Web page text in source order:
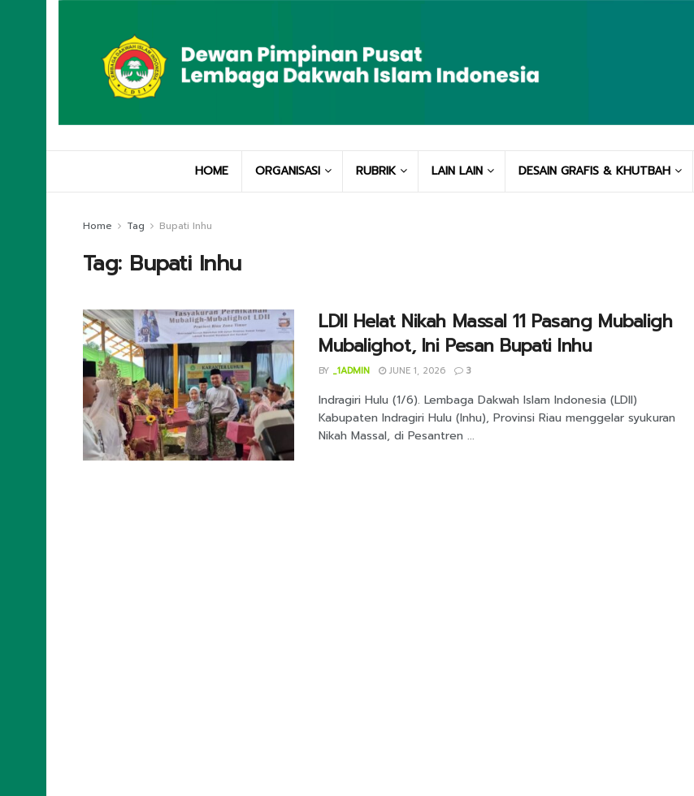
HOME ORGANISASI RUBRIK LAIN LAIN DESAIN GRAFIS & KHUTBAH
Home Tag Bupati Inhu
Tag: Bupati Inhu
LDII Helat Nikah Massal 11 Pasang Mubaligh
Mubalighot, Ini Pesan Bupati Inhu
BY _1ADMIN JUNE 1, 2026 3
Indragiri Hulu (1/6). Lembaga Dakwah Islam Indonesia (LDII)
Kabupaten Indragiri Hulu (Inhu), Provinsi Riau menggelar syukuran
Nikah Massal, di Pesantren ...